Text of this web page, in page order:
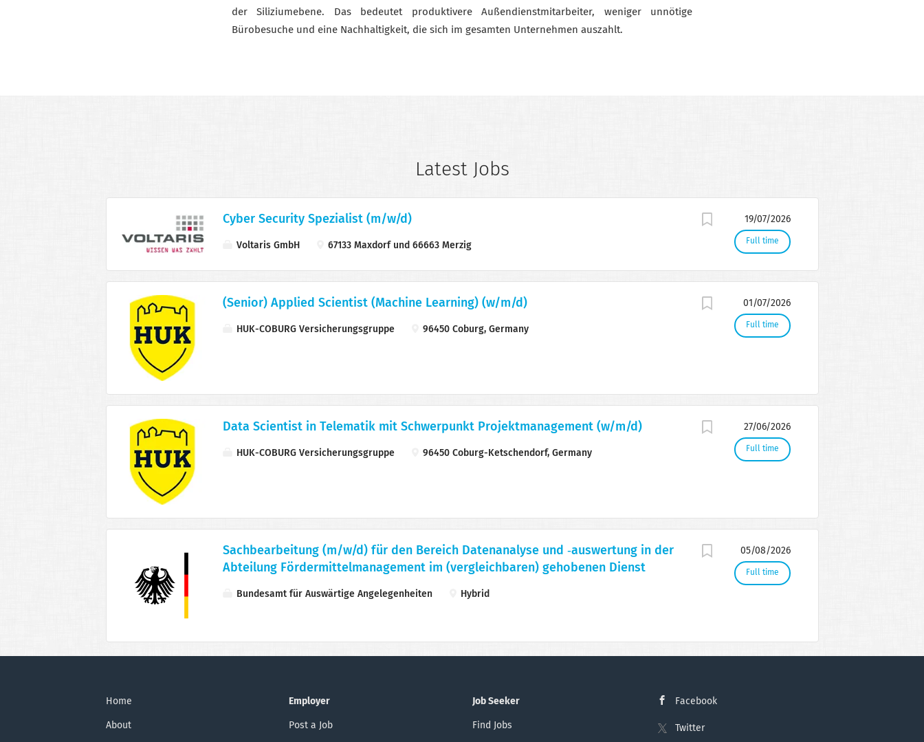
der Siliziumebene. Das bedeutet produktivere Außendienstmitarbeiter, weniger unnötige
Bürobesuche und eine Nachhaltigkeit, die sich im gesamten Unternehmen auszahlt.
Latest Jobs
19/07/2026
Full time
Cyber Security Spezialist (m/w/d)
Voltaris GmbH 67133 Maxdorf und 66663 Merzig
01/07/2026
Full time
(Senior) Applied Scientist (Machine Learning) (w/m/d)
HUK-COBURG Versicherungsgruppe 96450 Coburg, Germany
27/06/2026
Full time
Data Scientist in Telematik mit Schwerpunkt Projektmanagement (w/m/d)
HUK-COBURG Versicherungsgruppe 96450 Coburg-Ketschendorf, Germany
05/08/2026
Full time
Sachbearbeitung (m/w/d) für den Bereich Daten­analyse und ‑auswertung in der
Abteilung Fördermittel­management im (vergleichbaren) gehobenen Dienst
Bundesamt für Auswärtige Angelegenheiten Hybrid
Home
About
Employer
Post a Job
Job Seeker
Find Jobs
Facebook
Twitter